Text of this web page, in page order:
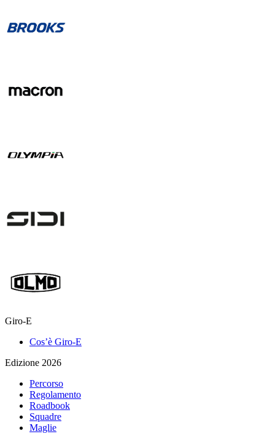
Giro-E
Cos’è Giro-E
Edizione 2026
Percorso
Regolamento
Roadbook
Squadre
Maglie